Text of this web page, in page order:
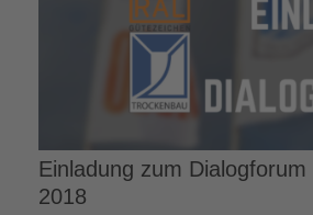
Einladung zum
2018